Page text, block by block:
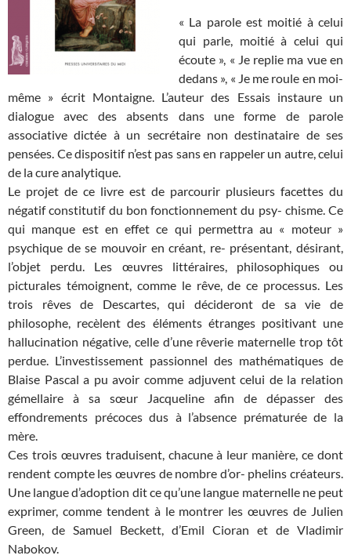
« La parole est moitié à celui
qui parle, moitié à celui qui
écoute », « Je replie ma vue en
dedans », « Je me roule en moi-
même » écrit Montaigne. L’auteur des Essais instaure un
dialogue avec des absents dans une forme de parole
associative dictée à un secrétaire non destinataire de ses
pensées. Ce dispositif n’est pas sans en rappeler un autre, celui
de la cure analytique.
Le projet de ce livre est de parcourir plusieurs facettes du
négatif constitutif du bon fonctionnement du psy- chisme. Ce
qui manque est en effet ce qui permettra au « moteur »
psychique de se mouvoir en créant, re- présentant, désirant,
l’objet perdu. Les œuvres littéraires, philosophiques ou
picturales témoignent, comme le rêve, de ce processus. Les
trois rêves de Descartes, qui décideront de sa vie de
philosophe, recèlent des éléments étranges positivant une
hallucination négative, celle d’une rêverie maternelle trop tôt
perdue. L’investissement passionnel des mathématiques de
Blaise Pascal a pu avoir comme adjuvent celui de la relation
gémellaire à sa sœur Jacqueline afin de dépasser des
effondrements précoces dus à l’absence prématurée de la
mère.
Ces trois œuvres traduisent, chacune à leur manière, ce dont
rendent compte les œuvres de nombre d’or- phelins créateurs.
Une langue d’adoption dit ce qu’une langue maternelle ne peut
exprimer, comme tendent à le montrer les œuvres de Julien
Green, de Samuel Beckett, d’Emil Cioran et de Vladimir
Nabokov.